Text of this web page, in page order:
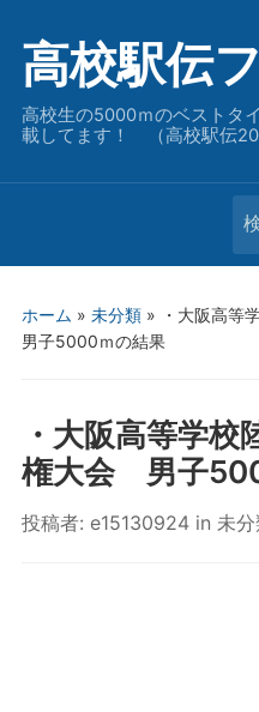
高校駅伝
高校生の5000ｍのベストタ
載してます！ （高校駅伝
ホーム » 未分類»
・大阪高等
男子5000ｍの結果
・大阪高等学校
権大会 男子
投稿者: e15130924 in 未